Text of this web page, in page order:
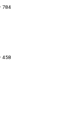
784
458